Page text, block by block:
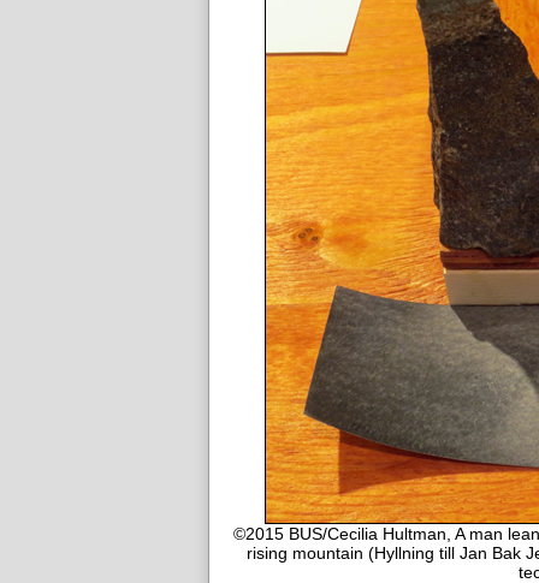
©2015 BUS/Cecilia Hultman, A man
rising mountain (Hyllning till Jan Bak